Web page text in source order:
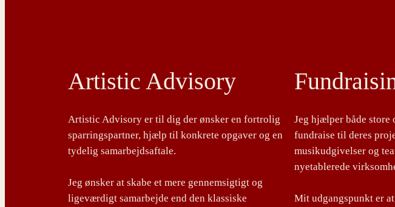
Artistic Advisory
Artistic Advisory er til dig der ønsker en fortrolig
sparringspartner, hjælp til konkrete opgaver og en
tydelig samarbejdsaftale.
Jeg ønsker at skabe et mere gennemsigtigt og
ligeværdigt samarbejde end den klassiske
Jeg hjælper både store
fundraise til deres
musikudgivelser og
nyetablerede
Mit udgangspunkt er